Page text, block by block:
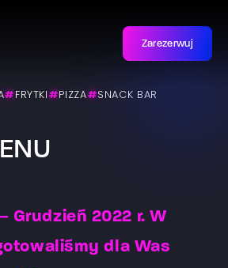
Zarezerwuj
# FRYTKI # PIZZA#SNACK BAR
Grudzień 2022 r. W
dla Was